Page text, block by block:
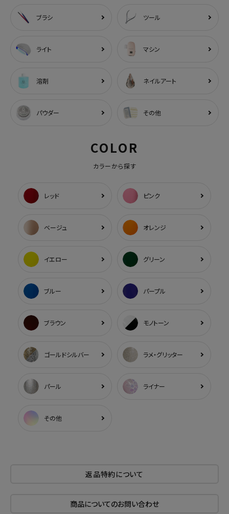
ブラシ ツール
ライト マシン
溶剤 ネイルアート
パウダー その他
COLOR
カラーから探す
レッド ピンク
ベージュ オレンジ
イエロー グリーン
ブルー パープル
ブラウン モノトーン
ゴールドシルバー ラメ・グリッター
パール ライナー
その他
返品特約について
商品についてのお問い合わせ